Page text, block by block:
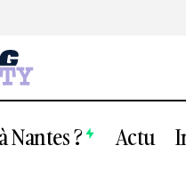
Nantes ? Actu